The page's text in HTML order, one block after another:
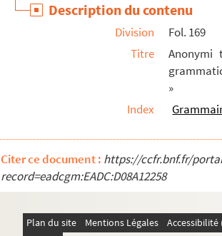
Description du contenu
Division
Fol. 169
Titre
Anonymi
»
Index
Citer ce document : https://ccfr.bnf.fr/
record=eadcgm:EADC:D08A12258
Plan du site Mentions Légales